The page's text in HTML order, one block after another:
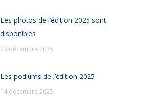
Les photos de l’édition 2025 sont
disponibles
23 décembre 2025
Les podiums de l’édition 2025
14 décembre 2025